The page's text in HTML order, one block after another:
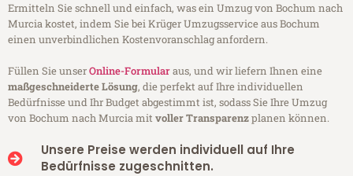
Ermitteln Sie schnell und einfach, was ein Umzug von Bochum nach
Murcia kostet, indem Sie bei Krüger Umzugsservice aus Bochum
einen unverbindlichen Kostenvoranschlag anfordern.
Füllen Sie unserOnline-Formularaus, und wir liefern Ihnen eine
maßgeschneiderte Lösung, die perfekt auf Ihre individuellen
Bedürfnisse und Ihr Budget abgestimmt ist, sodass Sie Ihre Umzug
von Bochum nach Murcia mitvoller Transparenzplanen können.
Unsere Preise werden individuell auf Ihre
Bedürfnisse zugeschnitten.